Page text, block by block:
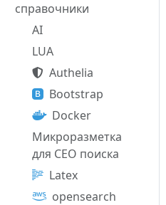
справочники
AI
LUA
Authelia
Bootstrap
Docker
Микроразметка
для СЕО поиска
Latex
opensearch